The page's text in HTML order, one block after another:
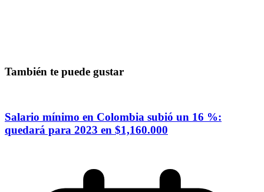
También te puede gustar
Salario mínimo en Colombia subió un 16 %:
quedará para 2023 en $1,160.000